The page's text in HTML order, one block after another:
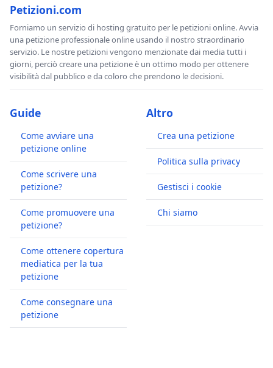
Petizioni.com
Forniamo un servizio di hosting gratuito per le petizioni online. Avvia
una petizione professionale online usando il nostro straordinario
servizio. Le nostre petizioni vengono menzionate dai media tutti i
giorni, perciò creare una petizione è un ottimo modo per ottenere
visibilità dal pubblico e da coloro che prendono le decisioni.
Guide
Come avviare una
petizione online
Come scrivere una
petizione?
Come promuovere una
petizione?
Come ottenere copertura
mediatica per la tua
petizione
Come consegnare una
petizione
Altro
Crea una petizione
Politica sulla privacy
Gestisci i cookie
Chi siamo